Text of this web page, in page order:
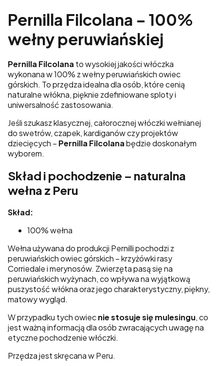
Pernilla Filcolana – 100%
wełny peruwiańskiej
Pernilla Filcolana to wysokiej jakości włóczka
wykonana w 100% z wełny peruwiańskich owiec
górskich. To przędza idealna dla osób, które cenią
naturalne włókna, pięknie zdefiniowane sploty i
uniwersalność zastosowania.
Jeśli szukasz klasycznej, całorocznej włóczki wełnianej
do swetrów, czapek, kardiganów czy projektów
dziecięcych – Pernilla Filcolanabędzie doskonałym
wyborem.
Skład i pochodzenie – naturalna
wełna z Peru
Skład:
100% wełna
Wełna używana do produkcji Pernilli pochodzi z
peruwiańskich owiec górskich – krzyżówki rasy
Corriedale i merynosów. Zwierzęta pasą się na
peruwiańskich wyżynach, co wpływa na wyjątkową
puszystość włókna oraz jego charakterystyczny, piękny,
matowy wygląd.
W przypadku tych owiecnie stosuje się mulesingu, co
jest ważną informacją dla osób zwracających uwagę na
etyczne pochodzenie włóczki.
Przędza jest skręcana w Peru.